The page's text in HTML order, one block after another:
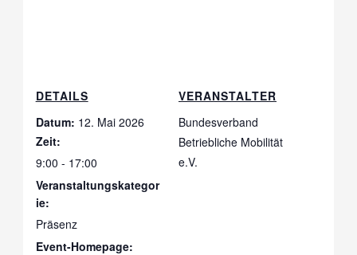
DETAILS
Datum: 12. Mai 2026
Zeit:
9:00 - 17:00
Veranstaltungskategor
ie:
Präsenz
Event-Homepage:
VERANSTALTER
Bundesverband
Betriebliche Mobilität
e.V.